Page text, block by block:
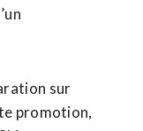
sur
promotion,